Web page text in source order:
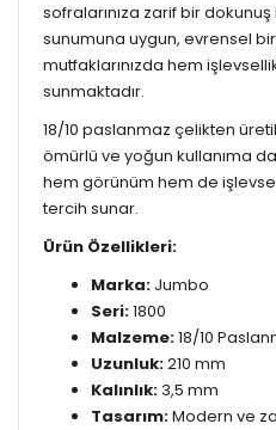
sofralarınıza zarif bir
sunumuna uygun, evrensel bir
mutfaklarınızda hem
sunmaktadır.
18/10 paslanmaz çelikten
ömürlü ve yoğun kullanıma
hem görünüm hem de
tercih sunar.
Ürün Özellikleri:
Marka: Jumbo
Seri:1800
Malzeme:18/10
Uzunluk:210 mm
Kalınlık:3,5 mm
Tasarım:Modern ve